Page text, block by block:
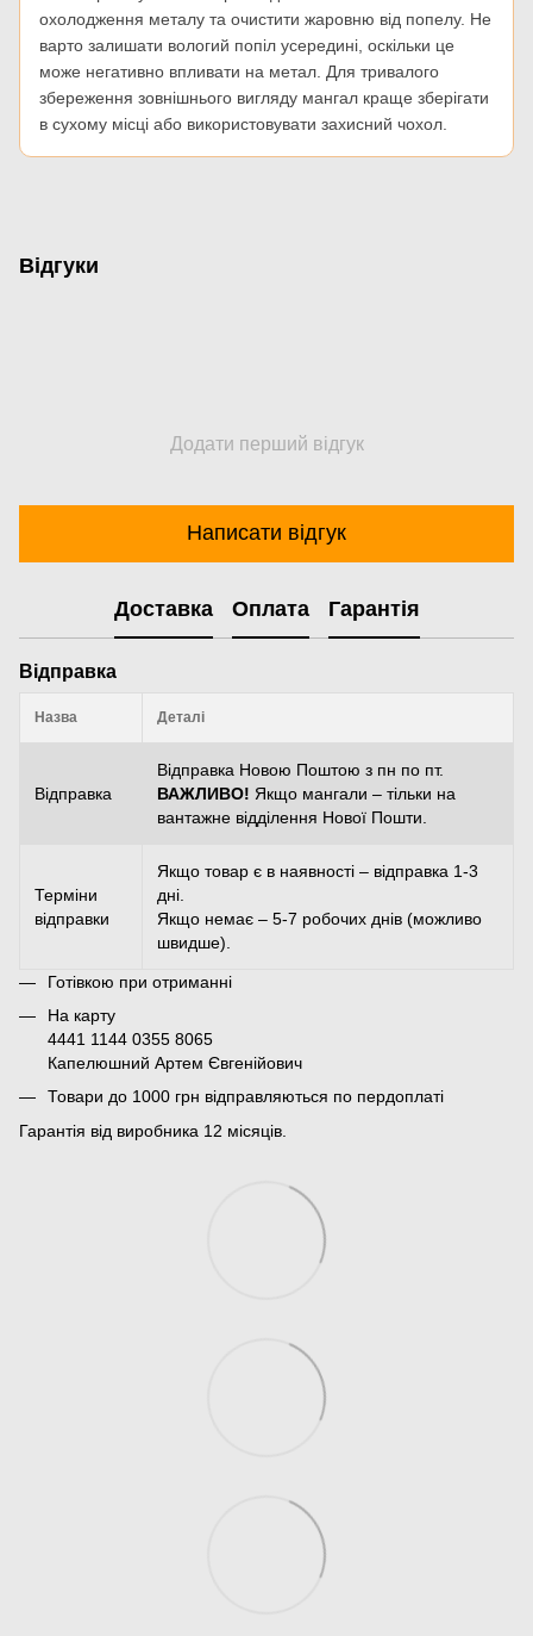
охолодження металу та очистити жаровню від попелу. Не
варто залишати вологий попіл усередині, оскільки це
може негативно впливати на метал. Для тривалого
збереження зовнішнього вигляду мангал краще зберігати
в сухому місці або використовувати захисний чохол.
Відгуки
Додати перший відгук
Написати відгук
Доставка Оплата Гарантія
Відправка
Назва Деталі
Відправка
Відправка Новою Поштою з пн по пт.
ВАЖЛИВО! Якщо мангали – тільки на
вантажне відділення Нової Пошти.
Терміни
відправки
Якщо товар є в наявності – відправка 1-3
дні.
Якщо немає – 5-7 робочих днів (можливо
швидше).
Готівкою при отриманні
На карту
4441 1144 0355 8065
Капелюшний Артем Євгенійович
Товари до 1000 грн відправляються по пердоплаті
Гарантія від виробника 12 місяців.